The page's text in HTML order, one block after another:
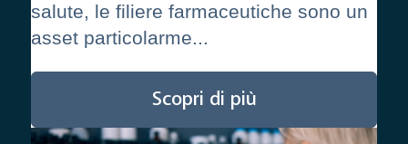
salute, le filiere farmaceutiche sono un
asset particolarme...
Scopri di più